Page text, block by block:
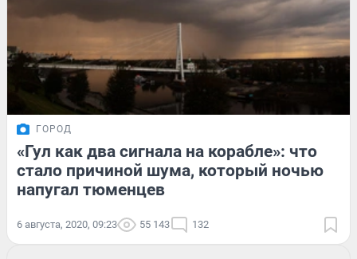
ГОРОД
«Гул как два сигнала на корабле»: что
стало причиной шума, который ночью
напугал тюменцев
6 августа, 2020, 09:23 55 143 132